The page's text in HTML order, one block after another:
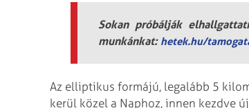
Sokan próbálják
munkánkat: hetek.hu/
Az elliptikus formájú, legalább 5
kerül közel a Naphoz, innen kezdve